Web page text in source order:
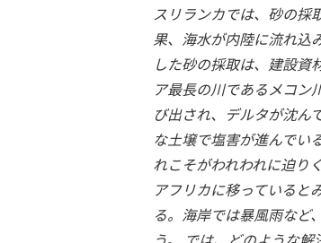
スリランカでは、砂の採
果、海水が内陸に流れ込
した砂の採取は、建設資
ア最長の川であるメコン
び出され、デルタが沈
な土壌で塩害が進んで
れこそがわれわれに迫り
アフリカに移っていると
る。海岸では暴風雨など